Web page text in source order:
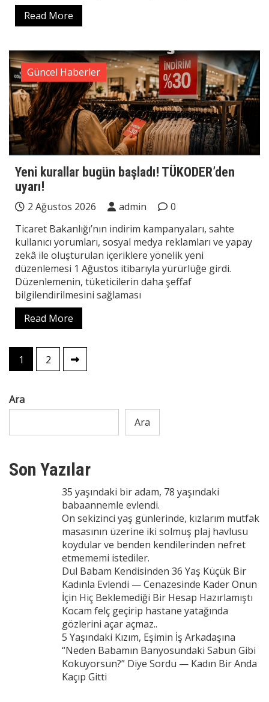
Read More
Güncel Haberler
Yeni kurallar bugün başladı! TÜKODER’den
uyarı!
2 Ağustos 2026 admin
0
Ticaret Bakanlığı’nın indirim kampanyaları, sahte
kullanıcı yorumları, sosyal medya reklamları ve yapay
zekâ ile oluşturulan içeriklere yönelik yeni
düzenlemesi 1 Ağustos itibarıyla yürürlüğe girdi.
Düzenlemenin, tüketicilerin daha şeffaf
bilgilendirilmesini sağlaması
Read More
Yazı
sayfalaması
1 2
Ara
Ara
Son Yazılar
35 yaşındaki bir adam, 78 yaşındaki
babaannemle evlendi.
On sekizinci yaş günlerinde, kızlarım mutfak
masasının üzerine iki solmuş plaj havlusu
koydular ve benden kendilerinden nefret
etmememi istediler.
Dul Babam Kendisinden 36 Yaş Küçük Bir
Kadınla Evlendi — Cenazesinde Kader Onun
İçin Hiç Beklemediği Bir Hesap Hazırlamıştı
Kocam felç geçirip hastane yatağında
gözlerini açar açmaz..
5 Yaşındaki Kızım, Eşimin İş Arkadaşına
“Neden Babamın Banyosundaki Sabun Gibi
Kokuyorsun?” Diye Sordu — Kadın Bir Anda
Kaçıp Gitti